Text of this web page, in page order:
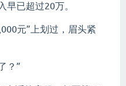
早已超过20万。
元”上划过，眉头紧
？”